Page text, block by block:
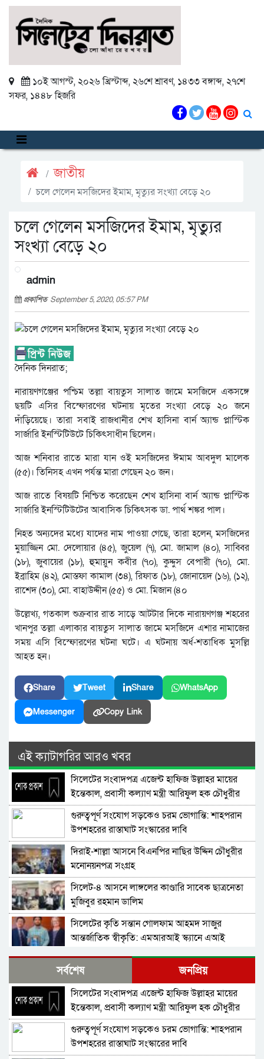
১০ই আগস্ট, ২০২৬ খ্রিস্টাব্দ, ২৬শে শ্রাবণ, ১৪৩৩ বঙ্গাব্দ, ২৭শে
সফর, ১৪৪৮ হিজরি
জাতীয়
চলে গেলেন মসজিদের ইমাম, মৃত্যুর সংখ্যা বেড়ে ২০
চলে গেলেন মসজিদের ইমাম, মৃত্যুর
সংখ্যা বেড়ে ২০
admin
প্রকাশিত September 5, 2020, 05:57 PM
দৈনিক দিনরাত;
নারায়ণগঞ্জের পশ্চিম তল্লা বায়তুস সালাত জামে মসজিদে একসঙ্গে
ছয়টি এসির বিস্ফোরণের ঘটনায় মৃতের সংখ্যা বেড়ে ২০ জনে
দাঁড়িয়েছে। তারা সবাই রাজধানীর শেখ হাসিনা বার্ন অ্যান্ড প্লাস্টিক
সার্জারি ইনস্টিটিউটে চিকিৎসাধীন ছিলেন।
আজ শনিবার রাতে মারা যান ওই মসজিদের ঈমাম আবদুল মালেক
(৫৫)। তিনিসহ এখন পর্যন্ত মারা গেছেন ২০ জন।
আজ রাতে বিষয়টি নিশ্চিত করেছেন শেখ হাসিনা বার্ন অ্যান্ড প্লাস্টিক
সার্জারি ইনস্টিটিউটের আবাসিক চিকিৎসক ডা. পার্থ শঙ্কর পাল।
নিহত অন্যদের মধ্যে যাদের নাম পাওয়া গেছে, তারা হলেন, মসজিদের
মুয়াজ্জিন মো. দেলোয়ার (৪৫), জুয়েল (৭), মো. জামাল (৪০), সাব্বির
(১৮), জুবায়ের (১৮), হুমায়ুন কবীর (৭০), কুদ্দুস বেপারী (৭০), মো.
ইব্রাহিম (৪২), মোস্তফা কামাল (৩৪), রিফাত (১৮), জোনায়েদ (১৬), (১২),
রাশেদ (৩০), মো. বাহাউদ্দীন (৫৫) ও মো. মিজান (৪০
উল্লেখ্য, গতকাল শুক্রবার রাত সাড়ে আটটার দিকে নারায়ণগঞ্জ শহরের
খানপুর তল্লা এলাকার বায়তুস সালাত জামে মসজিদে এশার নামাজের
সময় এসি বিস্ফোরণের ঘটনা ঘটে। এ ঘটনায় অর্ধ-শতাধিক মুসল্লি
আহত হন।
Share Tweet Share WhatsApp
Messenger Copy Link
এই ক্যাটাগরির আরও খবর
সিলেটের সংবাদপত্র এজেন্ট হাফিজ উল্লাহর মায়ের
ইন্তেকাল, প্রবাসী কল্যাণ মন্ত্রী আরিফুল হক চৌধুরীর
শোক
গুরুত্বপূর্ণ সংযোগ সড়কেও চরম ভোগান্তি: শাহপরান
উপশহরের রাস্তাঘাট সংস্কারের দাবি
দিরাই-শাল্লা আসনে বিএনপির নাছির উদ্দিন চৌধুরীর
মনোনয়নপত্র সংগ্রহ
সিলেট-৪ আসনে লাঙ্গলের কাণ্ডারি সাবেক ছাত্রনেতা
মুজিবুর রহমান ডালিম
সিলেটের কৃতি সন্তান গোলফাম আহমদ সাজুর
আন্তর্জাতিক স্বীকৃতি: এমআরআই স্ক্যানে এআই
দিরাইয়ে নাছির চৌধুরী’র পক্ষে ৩১ দফার লিফলেট
বিতরণ
কোম্পানীগঞ্জে বিএনপির ‘রাষ্ট্র কাঠামো মেরামত’ ৩১
দফার লিফলেট বিতরণ ও গণসংযোগ
জকিগঞ্জে আইনের তোয়াক্কা নেই! খাসজমি দখল করে
নির্বিঘ্নে ভবন বানাচ্ছেন সোনাসার বাজার কমিটির নেতা
সর্বশেষ জনপ্রিয়
সিলেটের সংবাদপত্র এজেন্ট হাফিজ উল্লাহর মায়ের
ইন্তেকাল, প্রবাসী কল্যাণ মন্ত্রী আরিফুল হক চৌধুরীর
শোক
গুরুত্বপূর্ণ সংযোগ সড়কেও চরম ভোগান্তি: শাহপরান
উপশহরের রাস্তাঘাট সংস্কারের দাবি